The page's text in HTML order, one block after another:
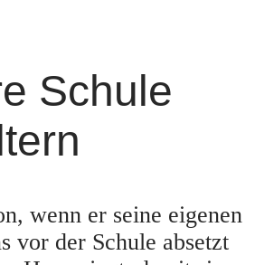
Schule
wenn er seine eigenen
vor der Schule absetzt